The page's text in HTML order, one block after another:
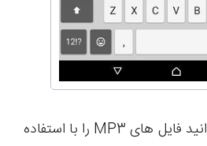
به همین سادگی می‌توانید فایل های MP3 را با استفاده